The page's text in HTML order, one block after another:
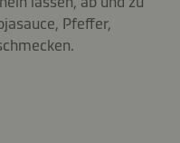
Pfeffer,